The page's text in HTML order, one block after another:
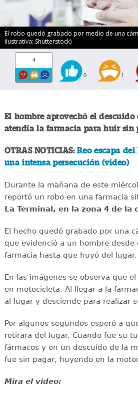
El robo quedó grabado por medio de una
ilustrativa: Shutterstock)
4
0 1
El hombre aprovechó el descuido
atendía la farmacia para huir sin
OTRAS NOTICIAS: Reo escapa
una intensa persecución (video)
Durante la mañana de este
reportó un robo en una farmacia
La Terminal, en la zona 4 de la
El hecho quedó grabado por una
que evidenció a un hombre desde
farmacia hasta que huyó del lugar.
En las imágenes se observa que
en motocicleta. Al llegar a la
al lugar y desciende para realizar
Por algunos segundos esperó a
retirara del lugar. Cuando fue su
fármacos y en un descuido de la
fue sin pagar, huyendo en la
Mira el video: